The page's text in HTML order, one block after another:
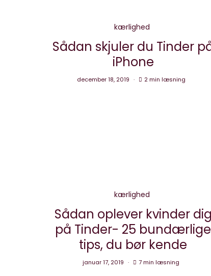
kærlighed
Sådan skjuler du Tinder
iPhone
december 18, 2019 2 min læsning
kærlighed
Sådan oplever kvinder dig
på Tinder- 25 bundærlige
tips, du bør kende
januar 17, 2019 7 min læsning